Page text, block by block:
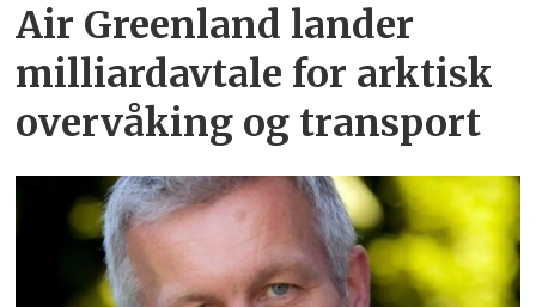
Air Greenland lander
milliardavtale for arktisk
overvåking og transport